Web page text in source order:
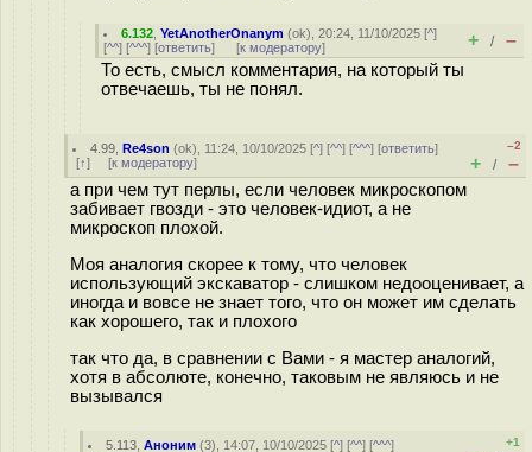
6.132 ,YetAnotherOnanym (ok), 20:24, 11/10/2025 [^]
[^^] [^^^] [ответить] [к модератору] + / –
То есть, смысл комментария, на который ты
отвечаешь, ты не понял.
4.99 ,Re4son (ok), 11:24, 10/10/2025 [^] [^^] [^^^] [ответить]
[↑] [к модератору]
–2
+ / –
а при чем тут перлы, если человек микроскопом
забивает гвозди - это человек-идиот, а не
микроскоп плохой.
Моя аналогия скорее к тому, что человек
использующий экскаватор - слишком недооценивает, а
иногда и вовсе не знает того, что он может им сделать
как хорошего, так и плохого
так что да, в сравнении с Вами - я мастер аналогий,
хотя в абсолюте, конечно, таковым не являюсь и не
вызывался
5.113 ,Аноним (3), 14:07, 10/10/2025 [^] [^^] [^^^]
+1